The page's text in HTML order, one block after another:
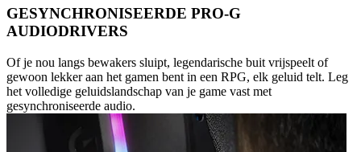
GESYNCHRONISEERDE PRO-G
AUDIODRIVERS
Of je nou langs bewakers sluipt, legendarische buit vrijspeelt of
gewoon lekker aan het gamen bent in een RPG, elk geluid telt. Leg
het volledige geluidslandschap van je game vast met
gesynchroniseerde audio.